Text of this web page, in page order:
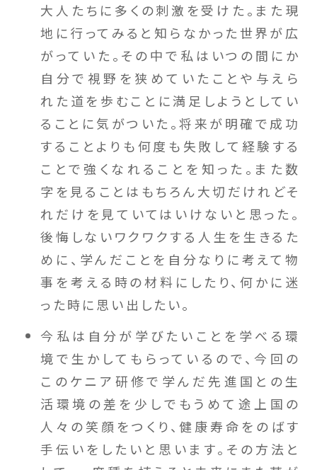
大人たちに多くの刺激を受けた。また現
地に行ってみると知らなかった世界が広
がっていた。その中で私はいつの間にか
自分で視野を狭めていたことや与えら
れた道を歩むことに満足しようとしてい
ることに気がついた。将来が明確で成功
することよりも何度も失敗して経験する
ことで強くなれることを知った。また数
字を見ることはもちろん大切だけれどそ
れだけを見ていてはいけないと思った。
後悔しないワクワクする人生を生きるた
めに、学んだことを自分なりに考えて物
事を考える時の材料にしたり、何かに迷
った時に思い出したい。
今私は自分が学びたいことを学べる環
境で生かしてもらっているので、今回の
このケニア研修で学んだ先進国との生
活環境の差を少しでもうめて途上国の
人々の笑顔をつくり、健康寿命をのばす
手伝いをしたいと思います。その方法と